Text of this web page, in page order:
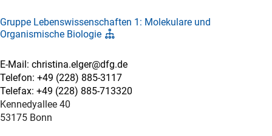
Gruppe Lebenswissenschaften 1: Molekulare und
Organismische Biologie
E-Mail: christina.elger@dfg.de
Telefon: +49 (228) 885-3117
Telefax: +49 (228) 885-713320
Kennedyallee 40
53175 Bonn